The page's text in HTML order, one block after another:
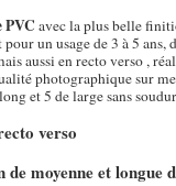
PVC avec la plus belle
un usage de 3 à 5 ans,
aussi en recto verso ,
photographique sur
et 5 de large sans
verso
moyenne et longue